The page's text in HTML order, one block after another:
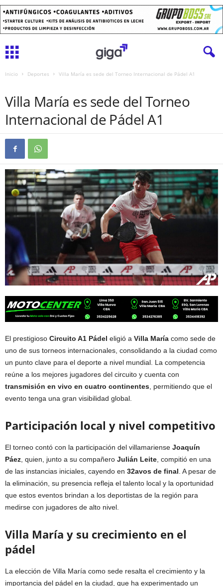
Inicio Deportes Villa María es sede del Torneo Internacional de Pádel A1
Villa María es sede del Torneo
Internacional de Pádel A1
El prestigioso Circuito A1 Pádel eligió a Villa María como sede de
uno de sus torneos internacionales, consolidando a la ciudad como
un punto clave para el deporte a nivel mundial. La competencia
reúne a los mejores jugadores del circuito y cuenta con
transmisión en vivo en cuatro continentes , permitiendo que el
evento tenga una gran visibilidad global.
Participación local y nivel competitivo
El torneo contó con la participación del villamariense Joaquín
Páez , quien, junto a su compañero Julián Leite , compitió en una
de las instancias iniciales, cayendo en 32avos de final . A pesar de
la eliminación, su presencia refleja el talento local y la oportunidad
que estos eventos brindan a los deportistas de la región para
medirse con jugadores de alto nivel.
Villa María y su crecimiento en el
pádel
La elección de Villa María como sede resalta el crecimiento y la
importancia del pádel en la ciudad, que ha experimentado un